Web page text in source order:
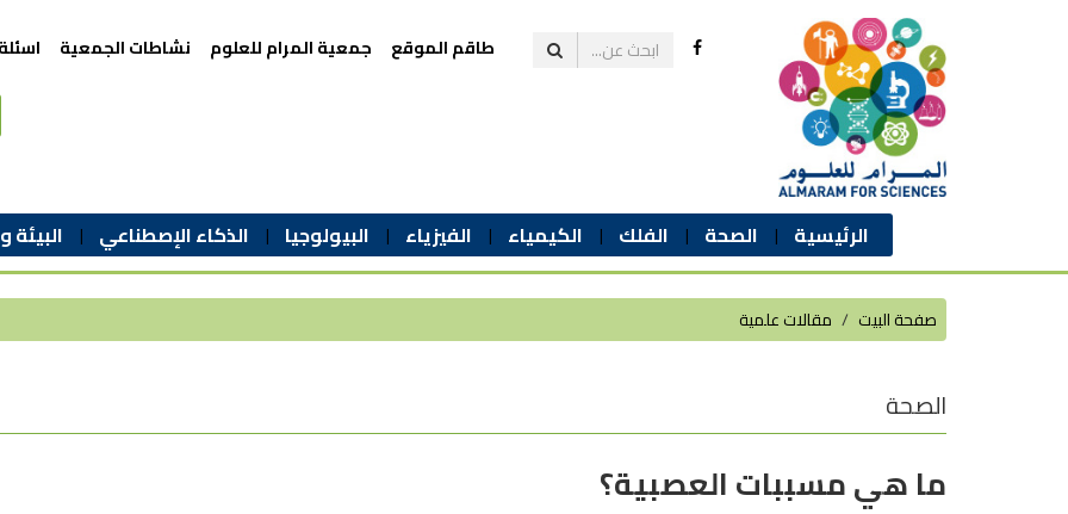
الرئيسية الصحة الفلك الكيمياء الفيزياء البيولوجيا الذكاء الإصطناعي البيئة
طاقم الموقع جمعية المرام للعلوم نشاطات الجمعية
صفحة البيت مقالات علمية
الصحة
ما هي مسببات العصبية؟